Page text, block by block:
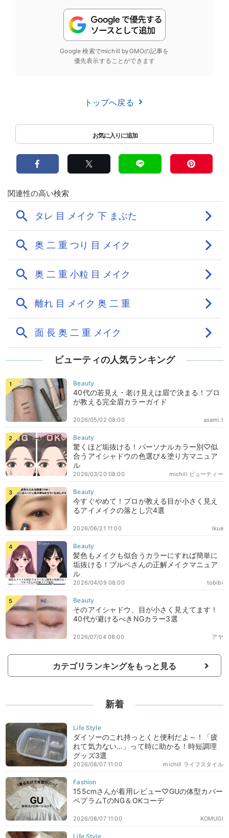
Google 検索でmichill byGMOの記事を
優先表示することができます
トップへ戻る
ビューティの人気ランキング
40代の若見え・老け見えは眉で決まる！プロ
が教える完全眉カラーガイド
asami.t
2026/05/02 08:00
驚くほど垢抜ける！パーソナルカラー別♡似
合うアイシャドウの色選び＆塗り方マニュア
ル
michill ビューティー
2026/03/20 08:00
今すぐやめて！プロが教える目が小さく見え
るアイメイクの落とし穴4選
Ikue
2026/06/21 11:00
髪色もメイクも似合うカラーにすれば簡単に
垢抜ける！ブルベさんの正解メイクマニュア
ル
tobibi
2026/04/09 08:00
そのアイシャドウ、目が小さく見えてます！
40代が避けるべきNGカラー3選
アヤ
2026/07/04 08:00
カテゴリランキングをもっと見る
新着
ダイソーのこれ持っとくと便利だよ～！「疲
れて気力ない…」って時に助かる！時短調理
グッズ3選
michill ライフスタイル
2026/08/07 11:00
155cmさんが着用レビュー♡GUの体型カバー
ペプラムTのNG＆OKコーデ
KOMUGI
2026/08/07 11:00